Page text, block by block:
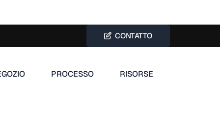
CONTATTO
PROCESSO RISORSE